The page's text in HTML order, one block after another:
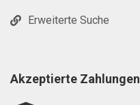
Erweiterte Suche
Akzeptierte Zahlungen